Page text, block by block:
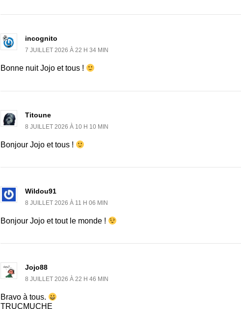
incognito
7 JUILLET 2026 À 22 H 34 MIN
Bonne nuit Jojo et tous !
Titoune
8 JUILLET 2026 À 10 H 10 MIN
Bonjour Jojo et tous !
Wildou91
8 JUILLET 2026 À 11 H 06 MIN
Bonjour Jojo et tout le monde !
Jojo88
8 JUILLET 2026 À 22 H 46 MIN
Bravo à tous.
TRUCMUCHE